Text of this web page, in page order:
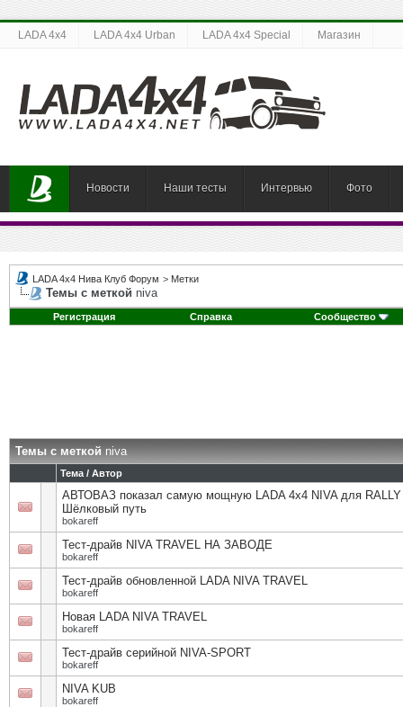
LADA 4x4 LADA 4x4 Urban LADA 4x4 Special Магазин
Новости Наши тесты Интервью Фото
LADA 4x4 Нива Клуб Форум > Метки
Темы с меткой niva
Регистрация Справка Сообщество
Темы с меткойniva
Тема / Автор
АВТОВАЗ показал самую мощную LADA 4x4 NIVA для RALLY
Шёлковый путь
bokareff
Тест-драйв NIVA TRAVEL НА ЗАВОДЕ
bokareff
Тест-драйв обновленной LADA NIVA TRAVEL
bokareff
Новая LADA NIVA TRAVEL
bokareff
Тест-драйв серийной NIVA-SPORT
bokareff
NIVA KUB
bokareff